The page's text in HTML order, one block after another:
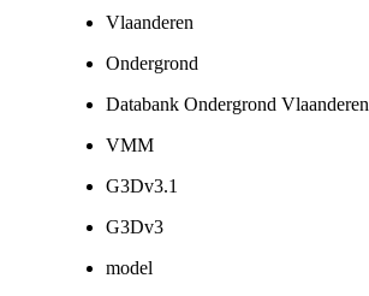
Vlaanderen
Ondergrond
Databank Ondergrond Vlaanderen
VMM
G3Dv3.1
G3Dv3
model